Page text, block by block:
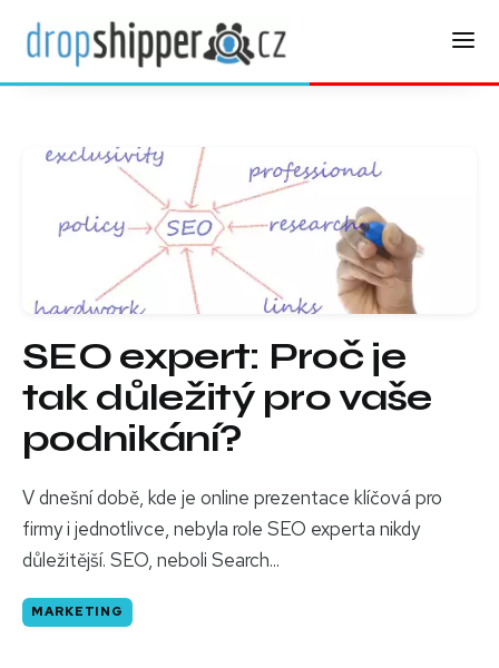
SEO expert: Proč je
tak důležitý pro vaše
podnikání?
V dnešní době, kde je online prezentace klíčová pro
firmy i jednotlivce, nebyla role SEO experta nikdy
důležitější. SEO, neboli Search...
MARKETING